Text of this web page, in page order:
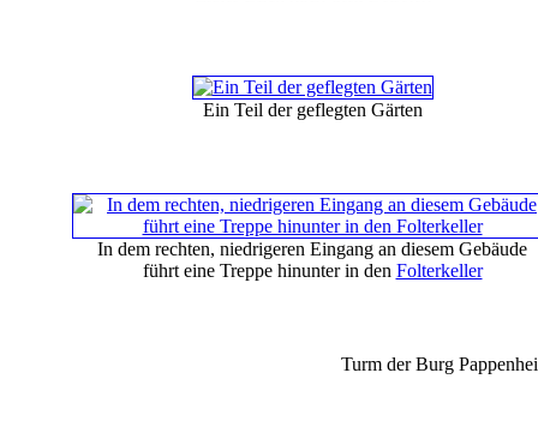
Ein Teil der geflegten Gärten
In dem rechten, niedrigeren Eingang an diesem Gebäude
führt eine Treppe hinunter in den Folterkeller
Turm der Burg